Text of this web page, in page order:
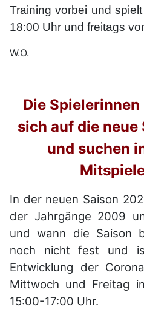
Training vorbei und
18:00 Uhr und freitags
W.O.
Die
sich auf die neue
und suchen
In der neuen Saison
der Jahrgänge 2009
und wann die Saison
noch nicht fest und
Entwicklung der
Mittwoch und Freitag
15:00-17:00 Uhr.